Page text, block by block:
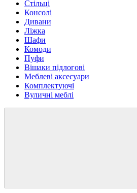
Стільці
Консолі
Дивани
Ліжка
Шафи
Комоди
Пуфи
Вішаки підлогові
Меблеві аксесуари
Комплектуючі
Вуличні меблі